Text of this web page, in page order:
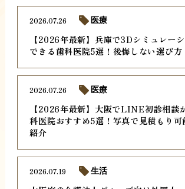
【2026年最新】兵庫で3Dシミュレー
できる歯科医院5選！後悔しない選び方
2026.07.26 医療
【2026年最新】大阪でLINE初診相談
科医院おすすめ5選！写真で見積もり可
紹介
2026.07.26 医療
2026.07.19 生活